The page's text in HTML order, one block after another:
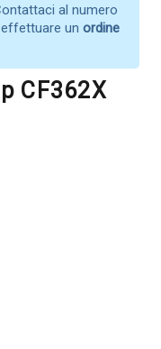
al numero
un ordine
CF362X